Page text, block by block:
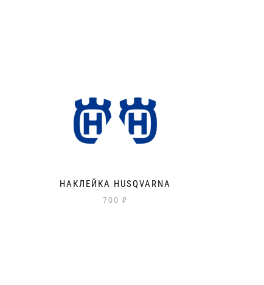
НАКЛЕЙКА HUSQVARNA
700 ₽